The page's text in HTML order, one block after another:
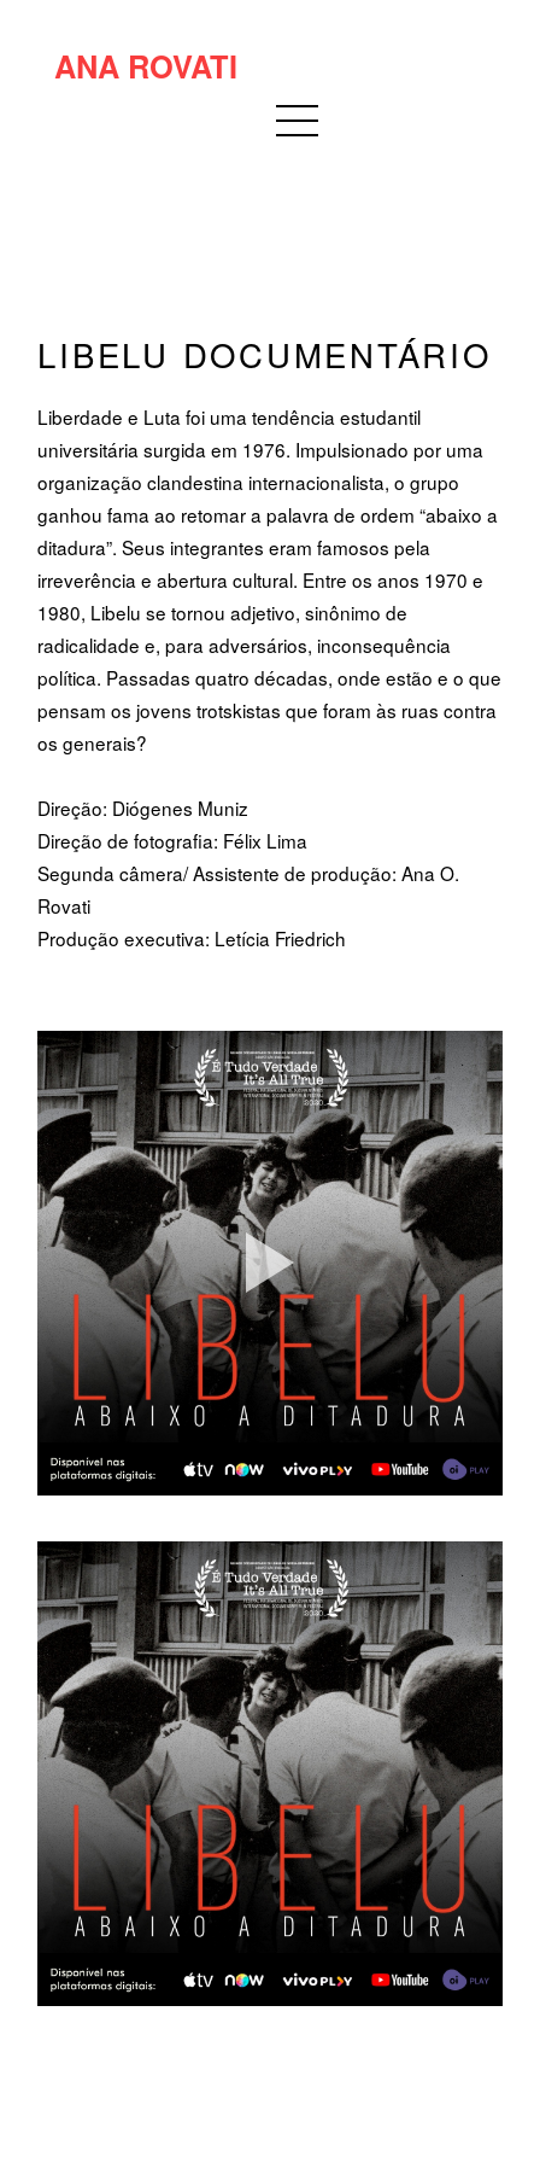
ANA ROVATI
LIBELU DOCUMENTÁRIO
Liberdade e Luta foi uma tendência estudantil
universitária surgida em 1976. Impulsionado por uma
organização clandestina internacionalista, o grupo
ganhou fama ao retomar a palavra de ordem “abaixo a
ditadura”. Seus integrantes eram famosos pela
irreverência e abertura cultural. Entre os anos 1970 e
1980, Libelu se tornou adjetivo, sinônimo de
radicalidade e, para adversários, inconsequência
política. Passadas quatro décadas, onde estão e o que
pensam os jovens trotskistas que foram às ruas contra
os generais?
Direção: Diógenes Muniz
Direção de fotografia: Félix Lima
Segunda câmera/ Assistente de produção: Ana O.
Rovati
Produção executiva: Letícia Friedrich